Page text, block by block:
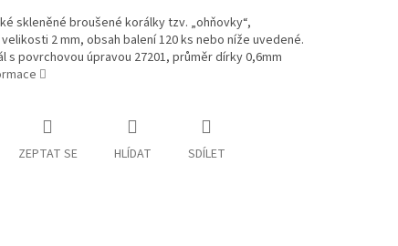
skleněné broušené korálky tzv. „ohňovky“,
2 mm, obsah balení 120 ks nebo níže uvedené.
s povrchovou úpravou 27201, průměr dírky 0,6mm
ZEPTAT SE HLÍDAT SDÍLET